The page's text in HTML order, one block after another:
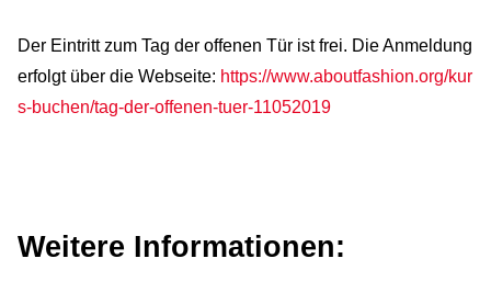
Der Eintritt zum Tag der offenen Tür ist frei. Die Anmeldung
erfolgt über die Webseite: https://www.aboutfashion.org/kur
s-buchen/tag-der-offenen-tuer-11052019
Weitere Informationen: